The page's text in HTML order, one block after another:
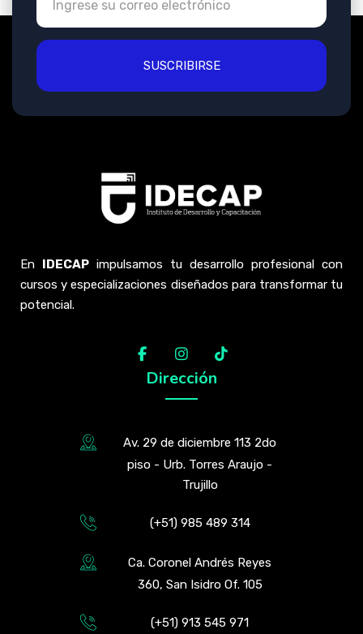
SUSCRIBIRSE
En IDECAP impulsamos tu desarrollo profesional con
cursos y especializaciones diseñados para transformar tu
potencial.
Dirección
Av. 29 de diciembre 113 2do
piso - Urb. Torres Araujo -
Trujillo
(+51) 985 489 314
Ca. Coronel Andrés Reyes
360, San Isidro Of. 105
(+51) 913 545 971